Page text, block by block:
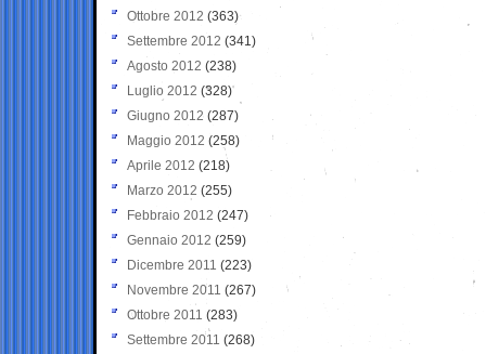
Ottobre 2012 (363)
Settembre 2012 (341)
Agosto 2012 (238)
Luglio 2012 (328)
Giugno 2012 (287)
Maggio 2012 (258)
Aprile 2012 (218)
Marzo 2012 (255)
Febbraio 2012 (247)
Gennaio 2012 (259)
Dicembre 2011 (223)
Novembre 2011 (267)
Ottobre 2011 (283)
Settembre 2011 (268)